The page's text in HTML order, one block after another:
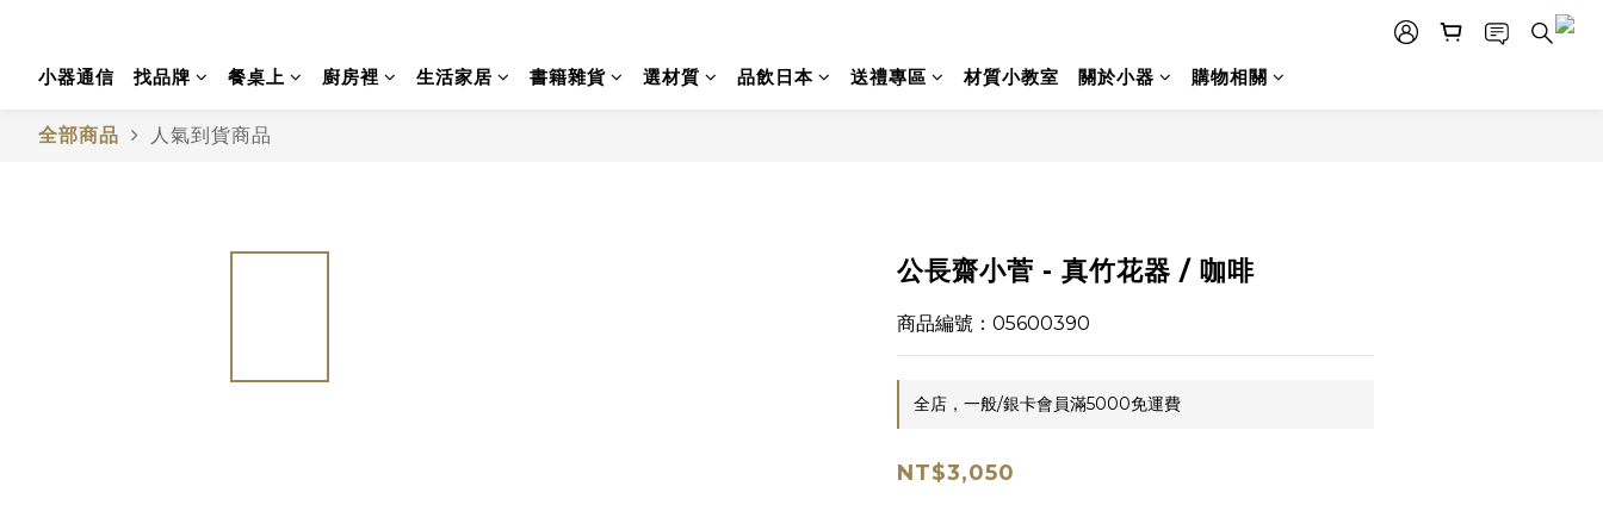
小器通信 找品牌 餐桌上 廚房裡 生活家居 書籍雜貨 選材質 品飲日本 送禮專區 材質小教室 關於小器 購物相關
全部商品 人氣到貨商品
公長齋小菅 - 真竹花器 / 咖啡
商品編號：05600390
全店，一般/銀卡會員滿5000免運費
NT$3,050